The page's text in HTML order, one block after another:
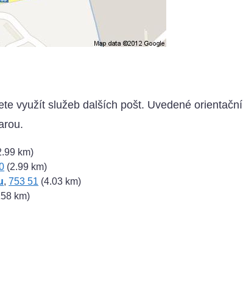
využít služeb dalších pošt. Uvedené orientační
km)
(2.99 km)
,753 51 (4.03 km)
km)